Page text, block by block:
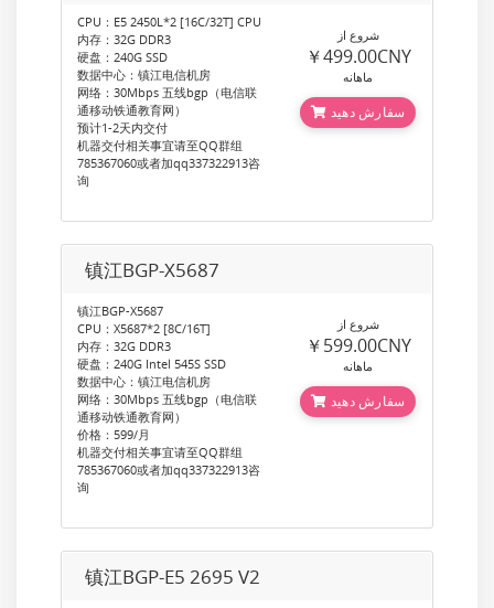
CPU：E5 2450L*2 [16C/32T] CPU
内存：32G DDR3
硬盘：240G SSD
数据中心：镇江电信机房
网络：30Mbps 五线bgp（电信联
通移动铁通教育网）
预计1-2天内交付
机器交付相关事宜请至QQ群组
785367060或者加qq337322913咨
询
شروع از
￥499.00CNY
ماهانه
سفارش دهید
镇江BGP-X5687
镇江BGP-X5687
CPU：X5687*2 [8C/16T]
内存：32G DDR3
硬盘：240G Intel 545S SSD
数据中心：镇江电信机房
网络：30Mbps 五线bgp（电信联
通移动铁通教育网）
价格：599/月
机器交付相关事宜请至QQ群组
785367060或者加qq337322913咨
询
شروع از
￥599.00CNY
ماهانه
سفارش دهید
镇江BGP-E5 2695 V2